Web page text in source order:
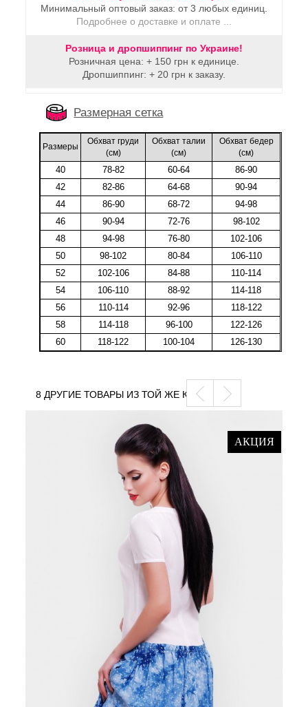
Минимальный оптовый заказ: от 3 любых единиц.
Подробнее о доставке и оплате ...
Розница и дропшиппинг по Украине!
Розничная цена: + 150 грн к единице.
Дропшиппинг: + 20 грн к заказу.
Размерная сетка
Размеры
Обхват груди
(cм)
Обхват талии
(cм)
Обхват бедер
(cм)
40 78-82 60-64
86-90
42
82-86 64-68
90-94
44
86-90 68-72
94-98
46
90-94 72-76
98-102
48
94-98 76-80
102-106
50
98-102 80-84
106-110
52
102-106 84-88
110-114
54
106-110 88-92
114-118
56
110-114 92-96
118-122
58
114-118 96-100
122-126
60
118-122 100-104 126-130
8 ДРУГИЕ ТОВАРЫ ИЗ ТОЙ ЖЕ КАТЕГОРИИ
АКЦИЯ